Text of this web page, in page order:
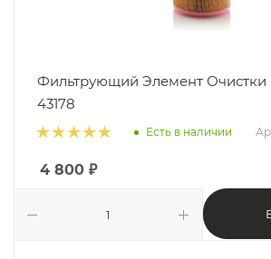
Фильтрующий Элемент Очистки
43178
Есть в наличии
4 800 ₽